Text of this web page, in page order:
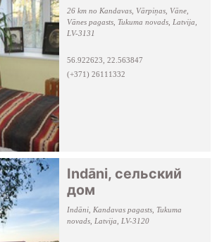
26 km no Kandavas, Vārpiņas, Vāne,
Vānes pagasts, Tukuma novads, Latvija,
LV-3131
56.922623, 22.563847
(+371) 26111332
Indāni, сельский
дом
Indāni, Kandavas pagasts, Tukuma
novads, Latvija, LV-3120